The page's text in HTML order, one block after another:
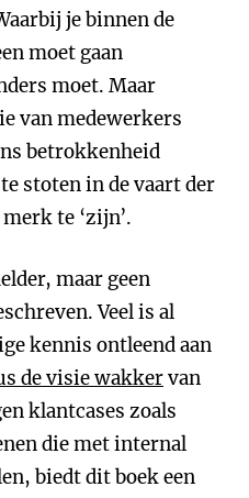
je binnen de
moet gaan
moet. Maar
van medewerkers
betrokkenheid
stoten in de vaart der
te ‘zijn’.
maar geen
Veel is al
kennis ontleend aan
de visie wakkervan
klantcases zoals
die met internal
biedt dit boek een